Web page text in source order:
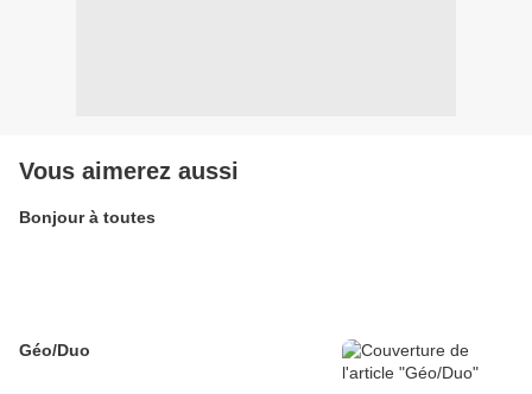
Vous aimerez aussi
Bonjour à toutes
Géo/Duo